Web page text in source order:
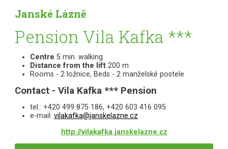
Janské Lázně
Pension Vila Kafka ***
Centre 5 min. walking
Distance from the lift 200 m
Rooms - 2 ložnice, Beds - 2 manželské postele
Contact - Vila Kafka *** Pension
tel.: +420 499 875 186, +420 603 416 095
e-mail: vilakafka@janskelazne.cz
http://vilakafka.janskelazne.cz